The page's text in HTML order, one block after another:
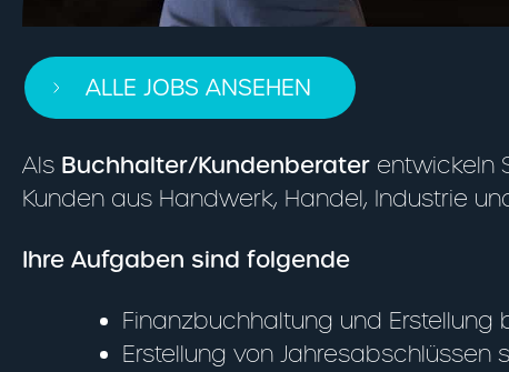
ALLE JOBS ANSEHEN
Als Buchhalter/Kundenberater entwickeln
Kunden aus Handwerk, Handel, Industrie
Ihre Aufgaben sind folgende
Finanzbuchhaltung und
Erstellung von